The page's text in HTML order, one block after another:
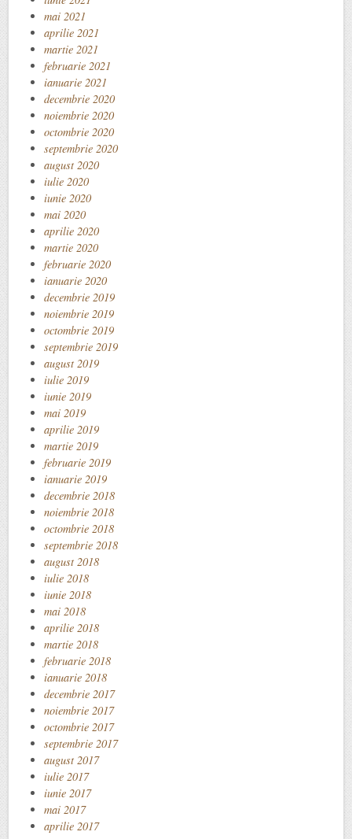
mai 2021
aprilie 2021
martie 2021
februarie 2021
ianuarie 2021
decembrie 2020
noiembrie 2020
octombrie 2020
septembrie 2020
august 2020
iulie 2020
iunie 2020
mai 2020
aprilie 2020
martie 2020
februarie 2020
ianuarie 2020
decembrie 2019
noiembrie 2019
octombrie 2019
septembrie 2019
august 2019
iulie 2019
iunie 2019
mai 2019
aprilie 2019
martie 2019
februarie 2019
ianuarie 2019
decembrie 2018
noiembrie 2018
octombrie 2018
septembrie 2018
august 2018
iulie 2018
iunie 2018
mai 2018
aprilie 2018
martie 2018
februarie 2018
ianuarie 2018
decembrie 2017
noiembrie 2017
octombrie 2017
septembrie 2017
august 2017
iulie 2017
iunie 2017
mai 2017
aprilie 2017